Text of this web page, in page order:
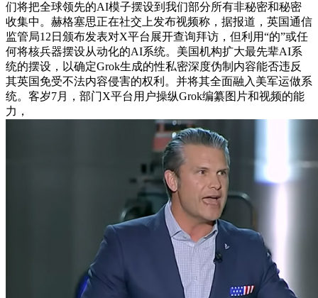
们将把全球领先的AI模子摆设到我们部分所有非秘密和秘密
收集中。赫格塞思正在社交上发布视频称，据报道，英国通信
监管局12日颁布发表对X平台展开查询拜访，但利用“的”或任
何将核兵器摆设从动化的AI系统。美国机构扩大最先辈AI系
统的摆设，以确定Grok生成的性私密深度伪制内容能否违反
其英国免受不法内容侵害的权利。并将其全面融入美军运做系
统。客岁7月，部门X平台用户操纵Grok编纂图片和视频的能
力，